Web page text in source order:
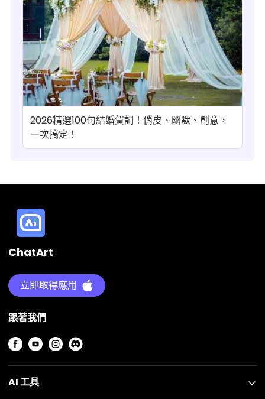
2026精選100句結婚賀詞！俏皮、幽默、創意，
一次搞定！
ChatArt
立即取得應用
跟著我們
AI 工具